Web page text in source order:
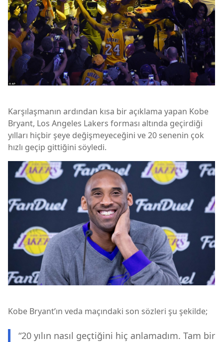
Karşılaşmanın ardından kısa bir açıklama yapan Kobe
Bryant, Los Angeles Lakers forması altında geçirdiği
yılları hiçbir şeye değişmeyeceğini ve 20 senenin çok
hızlı geçip gittiğini söyledi.
Kobe Bryant’ın veda maçındaki son sözleri şu şekilde;
“20 yılın nasıl geçtiğini hiç anlamadım. Tam bir